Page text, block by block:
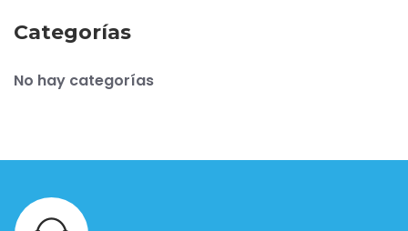
Categorías
No hay categorías